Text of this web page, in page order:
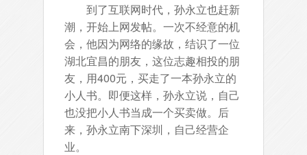
到了互联网时代，孙永立也赶新
潮，开始上网发帖。一次不经意的机
会，他因为网络的缘故，结识了一位
湖北宜昌的朋友，这位志趣相投的朋
友，用400元，买走了一本孙永立的
小人书。即便这样，孙永立说，自己
也没把小人书当成一个买卖做。后
来，孙永立南下深圳，自己经营企
业。